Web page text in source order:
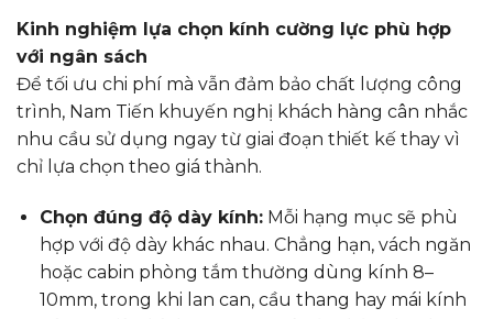
Kinh nghiệm lựa chọn kính cường lực phù hợp
với ngân sách
Để tối ưu chi phí mà vẫn đảm bảo chất lượng công
trình, Nam Tiến khuyến nghị khách hàng cân nhắc
nhu cầu sử dụng ngay từ giai đoạn thiết kế thay vì
chỉ lựa chọn theo giá thành.
Chọn đúng độ dày kính:Mỗi hạng mục sẽ phù
hợp với độ dày khác nhau. Chẳng hạn, vách ngăn
hoặc cabin phòng tắm thường dùng kính 8–
10mm, trong khi lan can, cầu thang hay mái kính